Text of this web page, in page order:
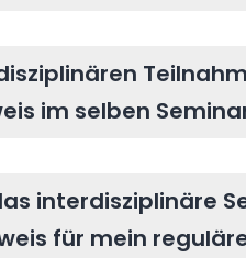
im selben
interdisziplinäre
für mein